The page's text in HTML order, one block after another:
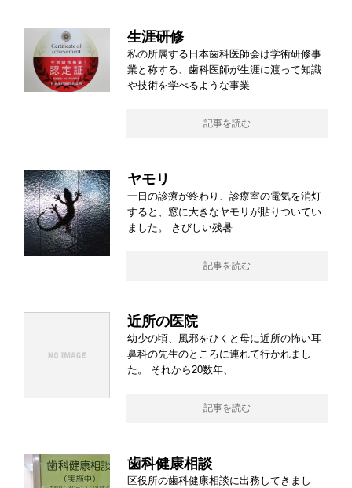
生涯研修
私の所属する日本歯科医師会は学術研修事
業と称する、歯科医師が生涯に渡って知識
や技術を学べるような事業
記事を読む
ヤモリ
一日の診療が終わり、診療室の電気を消灯
すると、窓に大きなヤモリが貼りついてい
ました。 きびしい残暑
記事を読む
近所の医院
幼少の頃、風邪をひくと母に近所の怖い耳
鼻科の先生のところに連れて行かれまし
た。 それから20数年、
記事を読む
歯科健康相談
区役所の歯科健康相談に出務してきまし